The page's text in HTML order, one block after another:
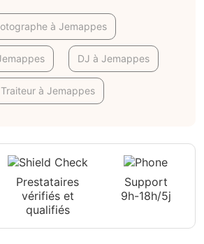
à Jemappes
DJ à Jemappes
Traiteur à Jemappes
Prestataires
vérifiés et
qualifiés
Support
9h-18h/5j